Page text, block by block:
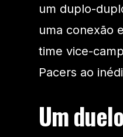
um duplo-
uma conexão
time vice-
Pacers ao
Um